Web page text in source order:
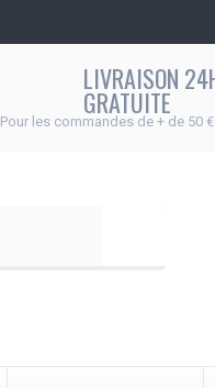
LIVRAISON
GRATUITE
Pour les commandes de + de 50 €